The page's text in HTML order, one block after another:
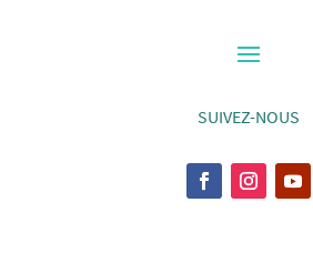
SUIVEZ-NOUS